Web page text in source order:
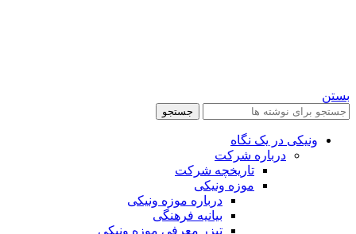
بستن
جستجو
ونیکی در یک نگاه
درباره شرکت
تاریخچه شرکت
موزه ونیکی
درباره موزه ونیکی
بیانیه فرهنگی
تیزر معرفی موزه ونیکی